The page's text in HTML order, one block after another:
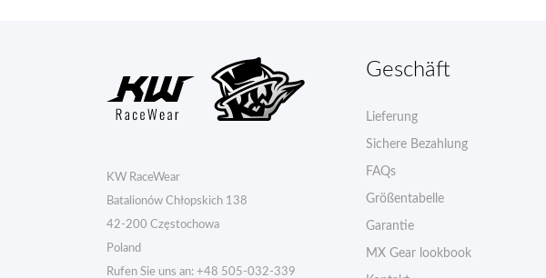
KW RaceWear
Batalionów Chłopskich 138
42-200 Częstochowa
Poland
Rufen Sie uns an: +48 505-032-339
Geschäft
Lieferung
Sichere Bezahlung
FAQs
Größentabelle
Garantie
MX Gear lookbook